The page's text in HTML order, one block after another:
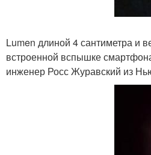
Lumen длиной 4 сантиметра и
встроенной вспышке
инженер Росс Журавский из